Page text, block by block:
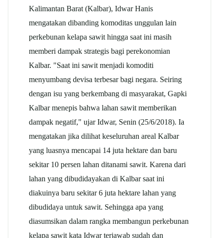
Kalimantan Barat (Kalbar), Idwar Hanis
mengatakan dibanding komoditas unggulan lain
perkebunan kelapa sawit hingga saat ini masih
memberi dampak strategis bagi perekonomian
Kalbar. "Saat ini sawit menjadi komoditi
menyumbang devisa terbesar bagi negara. Seiring
dengan isu yang berkembang di masyarakat, Gapki
Kalbar menepis bahwa lahan sawit memberikan
dampak negatif," ujar Idwar, Senin (25/6/2018). Ia
mengatakan jika dilihat keseluruhan areal Kalbar
yang luasnya mencapai 14 juta hektare dan baru
sekitar 10 persen lahan ditanami sawit. Karena dari
lahan yang dibudidayakan di Kalbar saat ini
diakuinya baru sekitar 6 juta hektare lahan yang
dibudidaya untuk sawit. Sehingga apa yang
diasumsikan dalam rangka membangun perkebunan
kelapa sawit kata Idwar terjawab sudah dan